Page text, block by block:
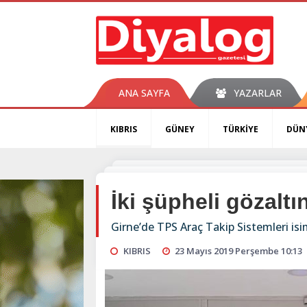
ANA SAYFA YAZARLAR
KIBRIS GÜNEY TÜRKİYE
İki şüpheli
Girne’de TPS Araç Takip Sistemleri
KIBRIS 23 Mayıs 2019 Perşembe 10:13